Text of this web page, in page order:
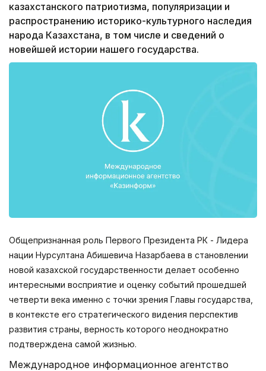
казахстанского патриотизма, популяризации и
распространению историко-культурного наследия
народа Казахстана, в том числе и сведений о
новейшей истории нашего государства.
Общепризнанная роль Первого Президента РК - Лидера
нации Нурсултана Абишевича Назарбаева в становлении
новой казахской государственности делает особенно
интересными восприятие и оценку событий прошедшей
четверти века именно с точки зрения Главы государства,
в контексте его стратегического видения перспектив
развития страны, верность которого неоднократно
подтверждена самой жизнью.
Международное информационное агентство